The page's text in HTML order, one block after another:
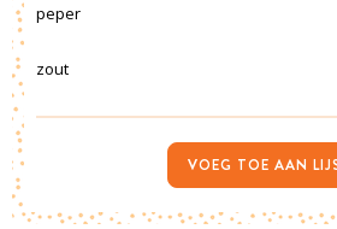
peper
zout
VOEG TOE AAN